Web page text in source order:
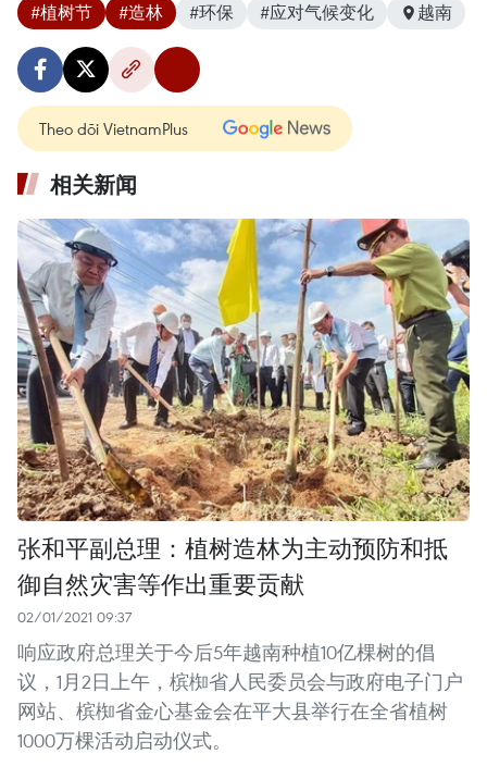
#植树节 #造林 #环保 #应对气候变化 越南
Theo dõi VietnamPlus
相关新闻
张和平副总理：植树造林为主动预防和抵
御自然灾害等作出重要贡献
02/01/2021 09:37
响应政府总理关于今后5年越南种植10亿棵树的倡
议，1月2日上午，槟椥省人民委员会与政府电子门户
网站、槟椥省金心基金会在平大县举行在全省植树
1000万棵活动启动仪式。